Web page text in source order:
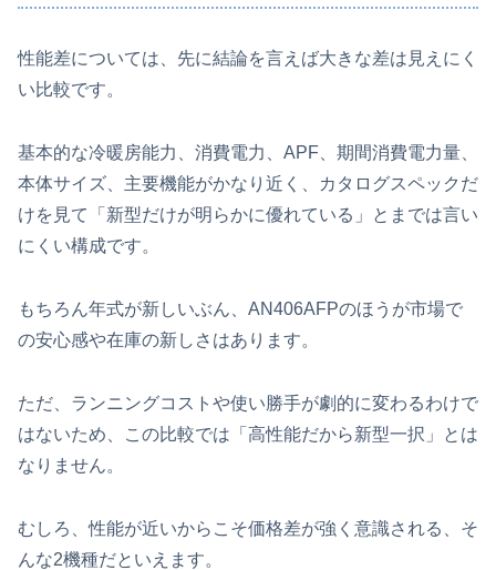
性能差については、先に結論を言えば大きな差は見えにく
い比較です。
基本的な冷暖房能力、消費電力、APF、期間消費電力量、
本体サイズ、主要機能がかなり近く、カタログスペックだ
けを見て「新型だけが明らかに優れている」とまでは言い
にくい構成です。
もちろん年式が新しいぶん、AN406AFPのほうが市場で
の安心感や在庫の新しさはあります。
ただ、ランニングコストや使い勝手が劇的に変わるわけで
はないため、この比較では「高性能だから新型一択」とは
なりません。
むしろ、性能が近いからこそ価格差が強く意識される、そ
んな2機種だといえます。